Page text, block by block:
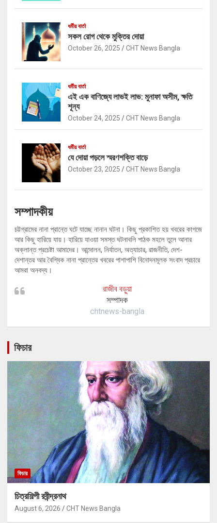
ধর্মীয় বার্তা
সকল রোগ থেকে মুক্তির দোয়া
October 26, 2025 CHT News Bangla
ধর্মীয় বার্তা
এই এক বাণিজ্যে লাভই লাভ: মুনাফা অসীম, ক্ষতি
শূন্য
October 24, 2025 CHT News Bangla
ধর্মীয় বার্তা
যে দোয়া পড়লে স্মরণশক্তি বাড়ে
October 23, 2025 CHT News Bangla
সম্পাদকীয়
চট্টগ্রামের নানা প্রান্তে ঘটে যাচ্ছে নানান ঘটনা। কিছু প্রকাশিত হয় খবরের কাগজে
আর কিছু হারিয়ে যায়। হারিয়ে যাওয়া সমস্ত ঘটনাবলি পাঠক মহলে তুলে আনার
অক্লান্ত প্রচেষ্টা আমাদের। আন্দোলন, নির্যাতন, অত্যাচার, রাজনীতি, দেশ-
দেশান্তর আর বৈশ্বিক নানা প্রান্তের খবরের পাশাপাশি বিনোদনমূলক সংবাদ প্রচারে
আমরা অনবদ্য।
রাজীব বড়ুয়া
সম্পাদক
chtnews-bangla
ফিচার
ফিচার
চিত্রশিল্পী রবীন্দ্রনাথ
August 6, 2026 CHT News Bangla